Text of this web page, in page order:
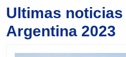
Ultimas
Argentina 2023